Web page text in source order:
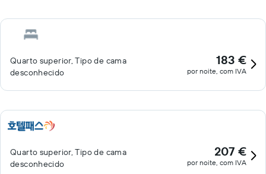
Quarto superior, Tipo de cama
desconhecido
183 €
por noite, com IVA
Quarto superior, Tipo de cama
desconhecido
207 €
por noite, com IVA